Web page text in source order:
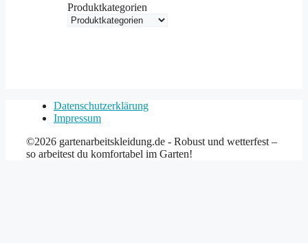
Produktkategorien
Datenschutzerklärung
Impressum
©2026 gartenarbeitskleidung.de - Robust und wetterfest –
so arbeitest du komfortabel im Garten!